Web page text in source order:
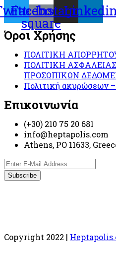
Facebook-
square
Instagram
Όροι Χρήσης
ΠΟΛΙΤΙΚΗ
ΠΟΛΙΤΙΚΗ
ΠΡΟΣΩΠΙΚΩΝ
Πολιτική ακυρώσεων
Επικοινωνία
(+30) 210 75 20 681
info@heptapolis.com
Athens, PO 11633,
Copyright 2022 |